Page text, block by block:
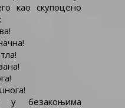
као скупоцено
у безакоњима